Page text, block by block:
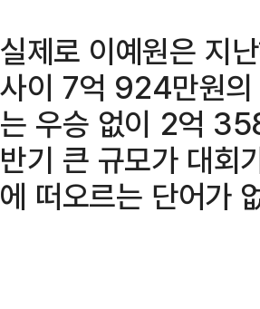
실제로 이예원은 지
사이 7억 924만원의
는 우승 없이 2억
반기 큰 규모가 대회
에 떠오르는 단어가